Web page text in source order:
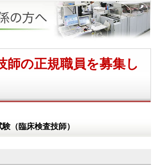
師の正規職員を募集し
（臨床検査技師）